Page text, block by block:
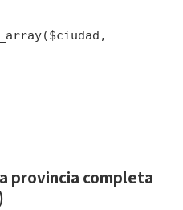
provincia completa